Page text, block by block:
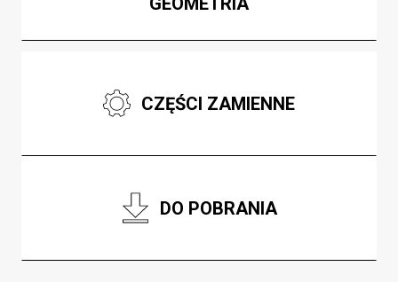
CZĘŚCI ZAMIENNE
DO POBRANIA